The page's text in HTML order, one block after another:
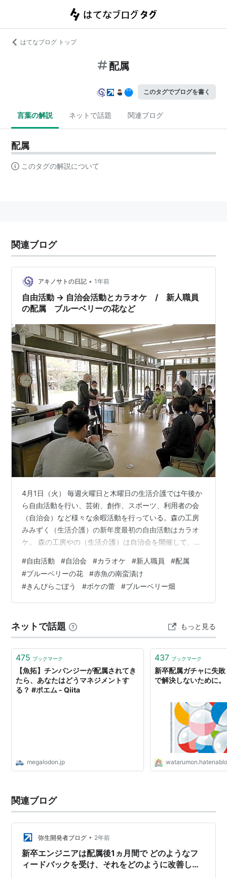
はてなブログ トップ
配属
このタグでブログを書く
言葉の解説 ネットで話題 関連ブログ
配属
このタグの解説について
関連ブログ
アキノサトの日記 • 1年前
自由活動 → 自治会活動とカラオケ / 新人職員
の配属 ブルーベリーの花など
4月1日（火） 毎週火曜日と木曜日の生活介護では午後か
ら自由活動を行い、芸術、創作、スポーツ、利用者の会
（自治会）など様々な余暇活動を行っている。森の工房
みみずく（生活介護）の新年度最初の自由活動はカラオ
ケ。 森の工房やの（生活介護）は自治会を開催して、今
職員の紹介や班ごとの紹介、デザートづくりなどを行
う。天気予報は変わらず雨予報でテルテル坊主を作ろう
となった。 4月2日（水） 新人職員は、各作業班に配属さ
れ、森の工房やの（生活介護）の「オリーブ班」に配属
る。 絵ぞうきんを製作する「くるみ班」に…
#自由活動 #自治会 #カラオケ #新人職員 #配属
#ブルーベリーの花 #赤魚の南蛮漬け
#きんぴらごぼう #ボケの蕾 #ブルーベリー畑
ネットで話題 もっと見る
475 ブックマーク
【魚拓】チンパンジーが配属されてき
たら、あなたはどうマネジメントす
る？ #ポエム - Qiita
megalodon.jp
437 ブックマーク
新卒配属ガチャに失
で解決しないために。
関連ブログ
弥生開発者ブログ • 2年前
新卒エンジニアは配属後1ヵ月間で どのようなフ
ィードバックを受け、それをどのように改善して